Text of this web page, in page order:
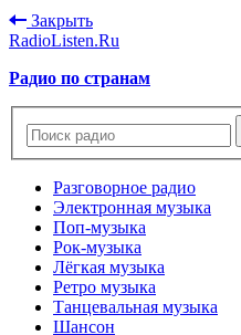
Закрыть
RadioListen.Ru
Радио по странам
Разговорное радио
Электронная музыка
Поп-музыка
Рок-музыка
Лёгкая музыка
Ретро музыка
Танцевальная музыка
Шансон